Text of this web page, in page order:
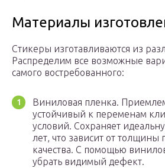
Материалы
Стикеры изготавливаются из
Распределим все возможные
самого востребованного:
Виниловая пленка.
устойчивый к переменам
условий. Сохраняет
лет, что зависит от толщины
качества. С помощью
убрать видимый дефект.